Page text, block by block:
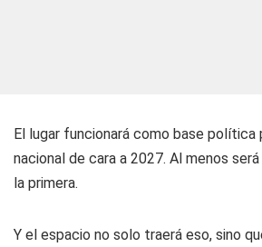
El lugar funcionará como base política
nacional de cara a 2027. Al menos
la primera.
Y el espacio no solo traerá eso, sino